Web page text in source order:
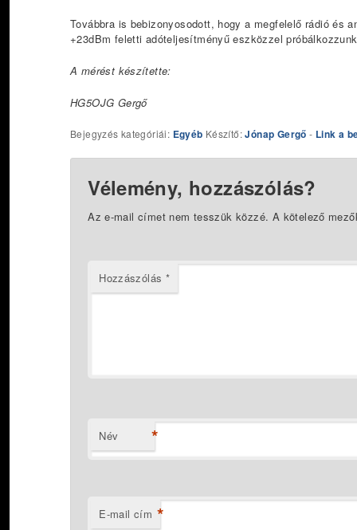
Továbbra is bebizonyosodott, hogy a megfelelő rádió és
+23dBm feletti adóteljesítményű eszközzel
A mérést készítette:
HG5OJG Gergő
Bejegyzés kategóriái: Egyéb Készítő:Jónap Gergő - Link a
Vélemény, hozzászólás?
Az e-mail címet nem tesszük közzé. A kötelező
Hozzászólás *
Név *
E-mail cím *